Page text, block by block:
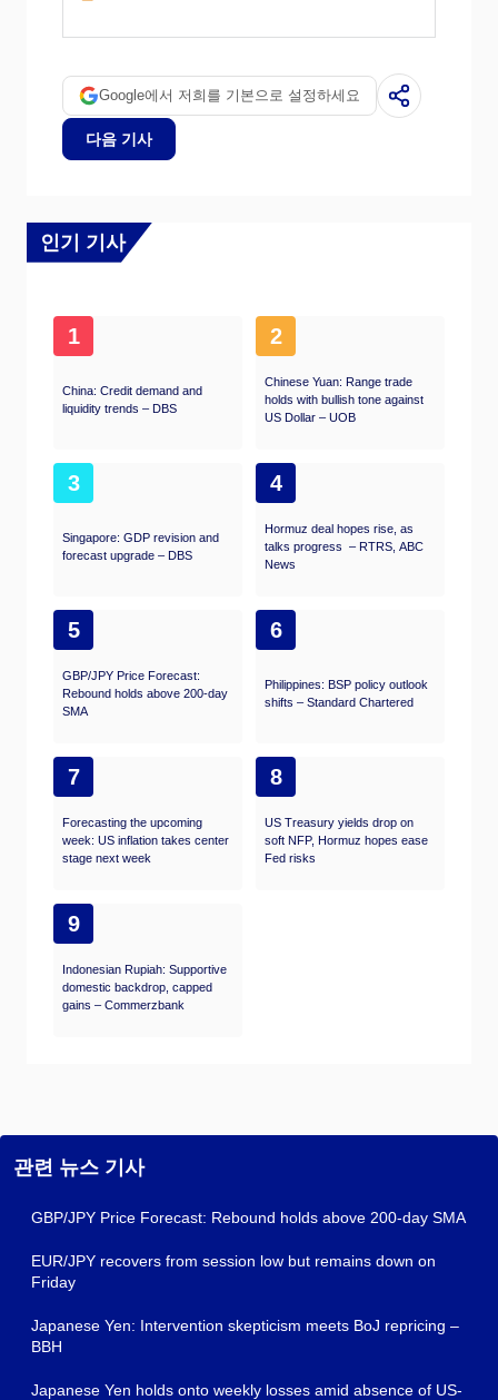
Google에서 저희를 기본으로 설정하세요
다음 기사
인기 기사
1
China: Credit demand and
liquidity trends – DBS
2
Chinese Yuan: Range trade
holds with bullish tone against
US Dollar – UOB
3
Singapore: GDP revision and
forecast upgrade – DBS
4
Hormuz deal hopes rise, as
talks progress – RTRS, ABC
News
5
GBP/JPY Price Forecast:
Rebound holds above 200-day
SMA
6
Philippines: BSP policy outlook
shifts – Standard Chartered
7
Forecasting the upcoming
week: US inflation takes center
stage next week
8
US Treasury yields drop on
soft NFP, Hormuz hopes ease
Fed risks
9
Indonesian Rupiah: Supportive
domestic backdrop, capped
gains – Commerzbank
관련 뉴스 기사
GBP/JPY Price Forecast: Rebound holds above 200-day SMA
EUR/JPY recovers from session low but remains down on
Friday
Japanese Yen: Intervention skepticism meets BoJ repricing –
BBH
Japanese Yen holds onto weekly losses amid absence of US-